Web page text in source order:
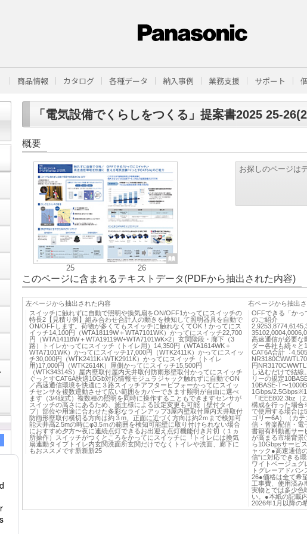
商品情報 カタログ 各種データ 納入事例 業務支援 サポート
「電気設備でくらしをつくる」提案書2025 25-
概要
25 26
お探しのページは
このページに含まれるテキストデータ(PDFから抽出された内容)
左ページから抽出された内容
スイッチに触れずに自動で照明や換気扇をON/OFF1かってにスイッチの
特長2【見積り例】組み合わせ合計人の動きを検知して照明器具を自動で
ON/OFFします。荷物が多くてもスイッチに触れなくてOK！かってにス
イッチ14,100円（WTA18119W＋WTA7101WK）かってにスイッチ22,700
円（WTA14118W＋WTA19119W+WTA7101WK×2）玄関階段・廊下（3
路）トイレかってにスイッチ（トイレ用）14,350円（WTA1614WK＋
WTA7101WK）かってにスイッチ17,000円（WTK2411K）かってにスイッ
チ30,000円（WTK2411K+WTK2911K）かってにスイッチ（トイレ
用)17,000円（WTK2614K）屋側かってにスイッチ15,500円
（WTK34314S）屋内壁取付屋内天井取付防雨形壁取付かってにスイッチ
ぐっとすCAT6A快適10Gb対応情報モジュラジャック触れずに自動でON
／高速通信環境を快適に３路スイッチアフタービフォーかってにスイッ
チセンサを複数連動させて広い範囲をカバーできます照明が自由に選べ
ます（3/4線式）複数種の照明を同時に操作することもできますセンサが
スイッチの高さにあるため、施主様による設定変更も可能（壁付タイ
プ）部位や用途に合わせた多彩なラインアップ3屋内壁取付屋内天井取付
防雨形壁取付横切る方向は約３m、正面に近づく方向は約2ｍまで検知可
能天井⾼2.5mの時にφ3.5ｍの範囲を検知可能壁に取り付けられない場合
におすすめ⼣方〜夜に連続点灯できるお出迎え点灯機能付き片切（１ヵ
所操作）スイッチがつくところをかってにスイッチに︕トイレには換気
扇連動タイプトイレ内玄関洗⾯所玄関だけでなくトイレや洗面、廊下に
もおススメです新新新25
右ページから抽出
OFFできる「かっ
のご紹介
高速通信が必要な
ダー各社も続々と
CAT6A合計
円
し込むだけで結線
リーの規定
10BASE-T〜
1Gbps/
「IEEE802.3bz
構成を⾏った場合
で使用する場合は
ゴリー6A）（カ
信・音楽配信・電
書籍有料動画サー
が高まる市場背景
ら10Gbpsサービ
ャック●高速通信
信"に対応できる
ワイトベージュグ
トグレーアドバ
26●価格は全て希
工事費、使用済み
実物とでは多少⾊
い。●本紙の記載
2026年1月以降の